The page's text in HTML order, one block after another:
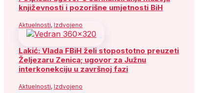
književnosti i pozorišne umjetnosti BiH
Aktuelnosti, Izdvojeno
Lakić: Vlada FBiH želi stopostotno preuzeti
Željezaru Zenica; ugovor za Južnu
interkonekciju u završnoj fazi
Aktuelnosti, Izdvojeno